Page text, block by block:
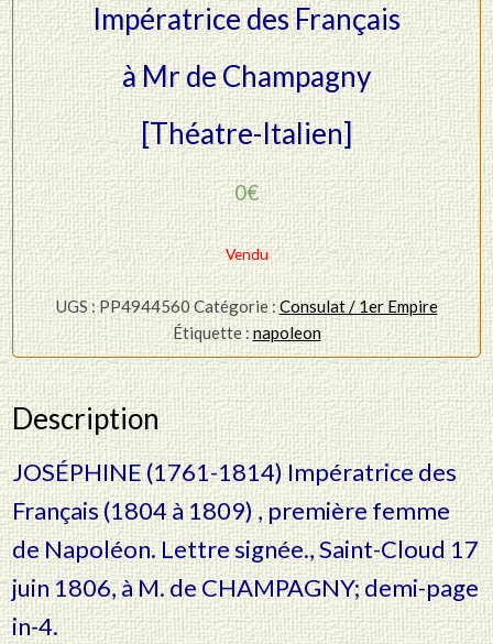
Impératrice des Français
à Mr de Champagny
[Théatre-Italien]
0€
Vendu
UGS :PP4944560Catégorie :Consulat / 1er Empire
Étiquette :napoleon
Description
JOSÉPHINE (1761-1814) Impératrice des
Français (1804 à 1809) , première femme
de Napoléon. Lettre signée., Saint-Cloud 17
juin 1806, à M. de CHAMPAGNY; demi-page
in-4.